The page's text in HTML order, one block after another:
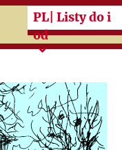
Przeskocz do
PL | Listy do i
od